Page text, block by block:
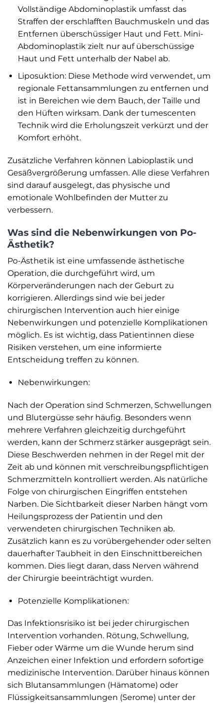
Vollständige Abdominoplastik umfasst das
Straffen der erschlafften Bauchmuskeln und das
Entfernen überschüssiger Haut und Fett. Mini-
Abdominoplastik zielt nur auf überschüssige
Haut und Fett unterhalb der Nabel ab.
Liposuktion: Diese Methode wird verwendet, um
regionale Fettansammlungen zu entfernen und
ist in Bereichen wie dem Bauch, der Taille und
den Hüften wirksam. Dank der tumescenten
Technik wird die Erholungszeit verkürzt und der
Komfort erhöht.
Zusätzliche Verfahren können Labioplastik und
Gesäßvergrößerung umfassen. Alle diese Verfahren
sind darauf ausgelegt, das physische und
emotionale Wohlbefinden der Mutter zu
verbessern.
Was sind die Nebenwirkungen von Po-
Ästhetik?
Po-Ästhetik ist eine umfassende ästhetische
Operation, die durchgeführt wird, um
Körperveränderungen nach der Geburt zu
korrigieren. Allerdings sind wie bei jeder
chirurgischen Intervention auch hier einige
Nebenwirkungen und potenzielle Komplikationen
möglich. Es ist wichtig, dass Patientinnen diese
Risiken verstehen, um eine informierte
Entscheidung treffen zu können.
Nebenwirkungen:
Nach der Operation sind Schmerzen, Schwellungen
und Blutergüsse sehr häufig. Besonders wenn
mehrere Verfahren gleichzeitig durchgeführt
werden, kann der Schmerz stärker ausgeprägt sein.
Diese Beschwerden nehmen in der Regel mit der
Zeit ab und können mit verschreibungspflichtigen
Schmerzmitteln kontrolliert werden. Als natürliche
Folge von chirurgischen Eingriffen entstehen
Narben. Die Sichtbarkeit dieser Narben hängt vom
Heilungsprozess der Patientin und den
verwendeten chirurgischen Techniken ab.
Zusätzlich kann es zu vorübergehender oder selten
dauerhafter Taubheit in den Einschnittbereichen
kommen. Dies liegt daran, dass Nerven während
der Chirurgie beeinträchtigt wurden.
Potenzielle Komplikationen:
Das Infektionsrisiko ist bei jeder chirurgischen
Intervention vorhanden. Rötung, Schwellung,
Fieber oder Wärme um die Wunde herum sind
Anzeichen einer Infektion und erfordern sofortige
medizinische Intervention. Darüber hinaus können
sich Blutansammlungen (Hämatome) oder
Flüssigkeitsansammlungen (Serome) unter der